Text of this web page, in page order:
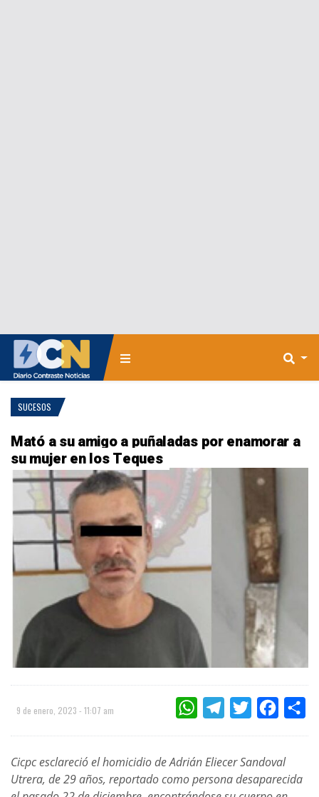
SUCESOS
Mató a su amigo a puñaladas por enamorar a
su mujer en los Teques
9 de enero, 2023 - 11:07 am WHATSAPPTELEGRAMTWITTER
Cicpc esclareció el homicidio de Adrián Eliecer Sandoval
Utrera, de 29 años, reportado como persona desaparecida